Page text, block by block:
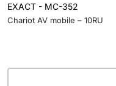
EXACT - MC-352
Chariot AV mobile – 10RU